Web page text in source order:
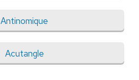
Antinomique
Acutangle